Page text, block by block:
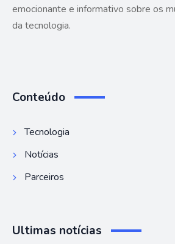
emocionante e informativo sobre os
da tecnologia.
Conteúdo
Tecnologia
Notícias
Parceiros
Ultimas notícias